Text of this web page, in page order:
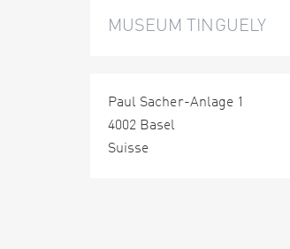
MUSEUM TINGUELY
Paul Sacher-Anlage 1
4002 Basel
Suisse